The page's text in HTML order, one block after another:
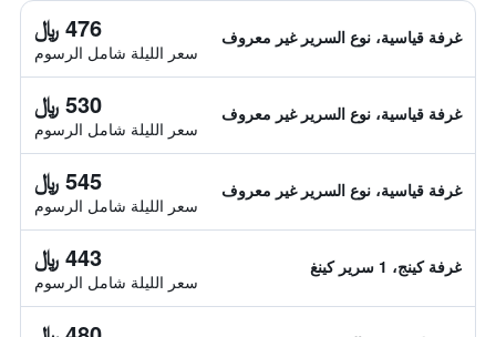
غرفة قياسية، نوع السرير غير معروف 476 ﷼
سعر الليلة شامل الرسوم
غرفة قياسية، نوع السرير غير معروف 530 ﷼
سعر الليلة شامل الرسوم
غرفة قياسية، نوع السرير غير معروف 545 ﷼
سعر الليلة شامل الرسوم
غرفة كينج، 1 سرير كينغ 443 ﷼
سعر الليلة شامل الرسوم